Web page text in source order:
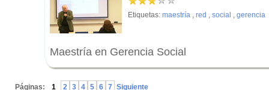
Etiquetas: maestría , red , social , gerencia
Maestría en Gerencia Social
Páginas: 1 2 3 4 5 6 7 Siguiente